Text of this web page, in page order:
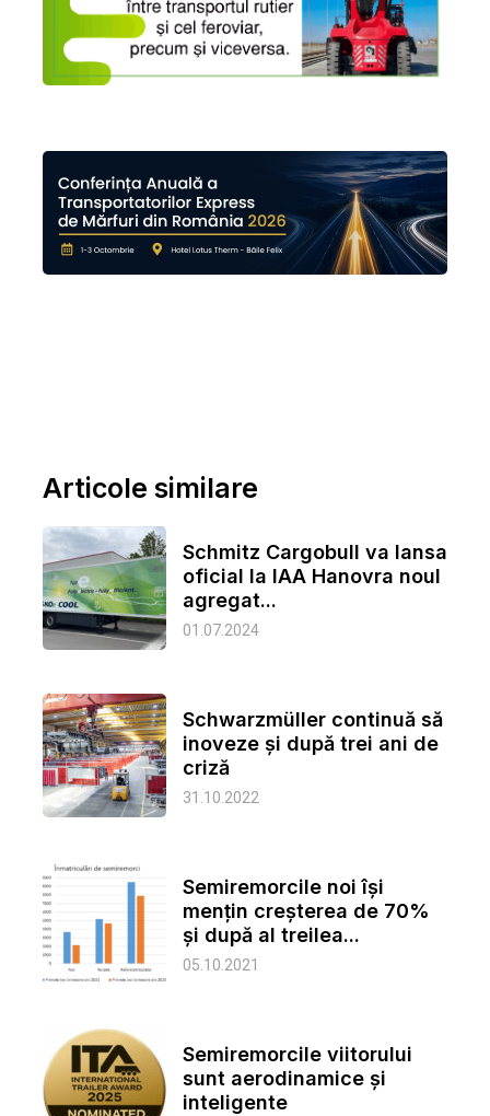
Articole similare
Schmitz Cargobull va lansa
oficial la IAA Hanovra noul
agregat...
01.07.2024
Schwarzmüller continuă să
inoveze și după trei ani de
criză
31.10.2022
Semiremorcile noi își
mențin creșterea de 70%
și după al treilea...
05.10.2021
Semiremorcile viitorului
sunt aerodinamice și
inteligente